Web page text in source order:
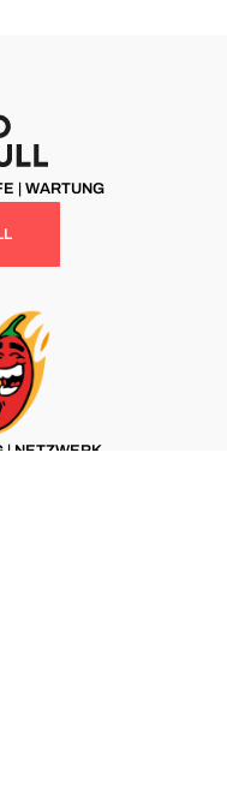
| WARTUNG
| NETZWERK